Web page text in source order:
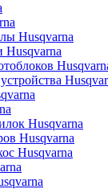
Husqvarna
Husqvarna
Husqvarna
Husqvarna
Husqvarna